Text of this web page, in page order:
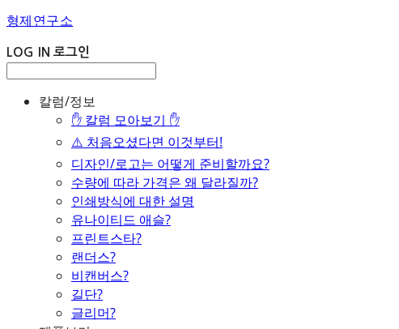
형제연구소
LOG IN 로그인
칼럼/정보
✋ 칼럼 모아보기 ✋
⚠️ 처음오셨다면 이것부터!
디자인/로고는 어떻게 준비할까요?
수량에 따라 가격은 왜 달라질까?
인쇄방식에 대한 설명
유나이티드 애슬?
프린트스타?
랜더스?
비캔버스?
길단?
글리머?